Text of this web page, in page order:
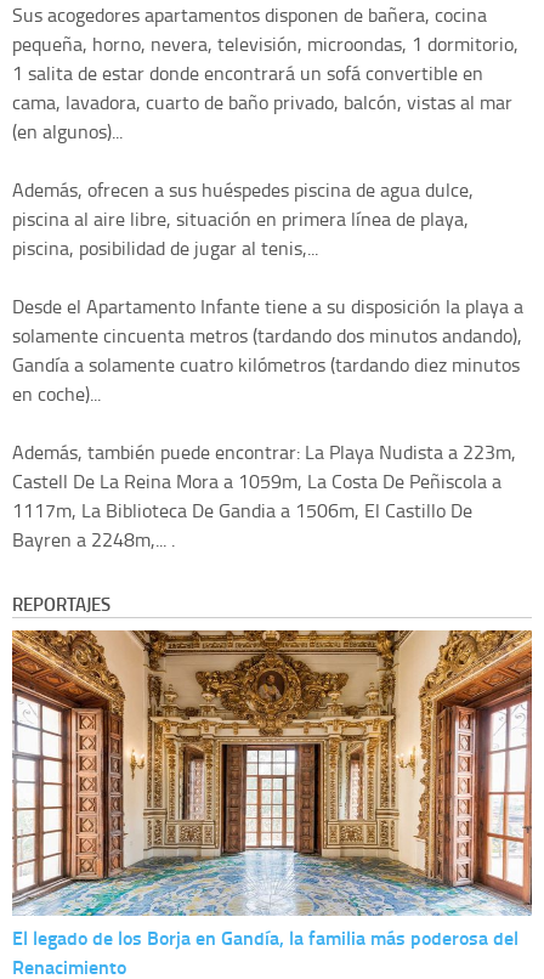
Sus acogedores apartamentos disponen de bañera, cocina
pequeña, horno, nevera, televisión, microondas, 1 dormitorio,
1 salita de estar donde encontrará un sofá convertible en
cama, lavadora, cuarto de baño privado, balcón, vistas al mar
(en algunos)...
Además, ofrecen a sus huéspedes piscina de agua dulce,
piscina al aire libre, situación en primera línea de playa,
piscina, posibilidad de jugar al tenis,...
Desde el Apartamento Infante tiene a su disposición la playa a
solamente cincuenta metros (tardando dos minutos andando),
Gandía a solamente cuatro kilómetros (tardando diez minutos
en coche)...
Además, también puede encontrar: La Playa Nudista a 223m,
Castell De La Reina Mora a 1059m, La Costa De Peñiscola a
1117m, La Biblioteca De Gandia a 1506m, El Castillo De
Bayren a 2248m,... .
REPORTAJES
El legado de los Borja en Gandía, la familia más poderosa del
Renacimiento